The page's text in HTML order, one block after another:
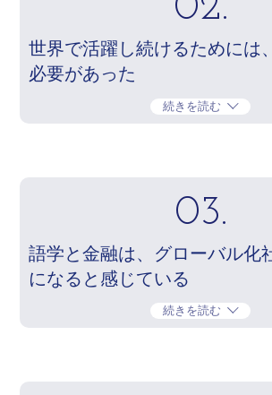
02.
世界で活躍し続けるためには
必要があった
続きを読む
03.
語学と金融は、グローバル化
になると感じている
続きを読む